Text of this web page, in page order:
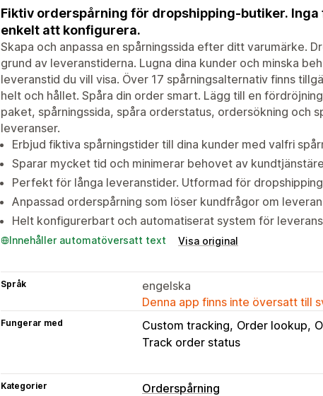
Fiktiv orderspårning för dropshipping-butiker.
enkelt att konfigurera.
Skapa och anpassa en spårningssida efter ditt varumärke.
grund av leveranstiderna. Lugna dina kunder och minska
leveranstid du vill visa. Över 17 spårningsalternativ finns
helt och hållet. Spåra din order smart. Lägg till en
paket, spårningssida, spåra orderstatus, ordersökning och
leveranser.
Erbjud fiktiva spårningstider till dina kunder med valfri
Sparar mycket tid och minimerar behovet av
Perfekt för långa leveranstider. Utformad för
Anpassad orderspårning som löser kundfrågor om
Helt konfigurerbart och automatiserat system för
Innehåller automatöversatt text Visa original
Språk
engelska
Denna app finns inte översatt till
Fungerar med Custom tracking Order lookup
Track order status
Kategorier Orderspårning